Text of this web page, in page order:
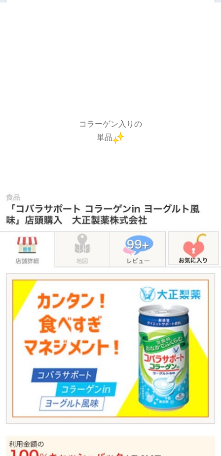
コラーゲン入りの
単品